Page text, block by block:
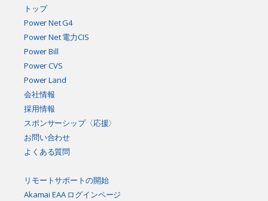
トップ
Power Net G4
Power Net 電力CIS
Power Bill
Power CVS
Power Land
会社情報
採用情報
スポンサーシップ〈応援〉
お問い合わせ
よくある質問
リモートサポートの開始
Akamai EAA ログインページ